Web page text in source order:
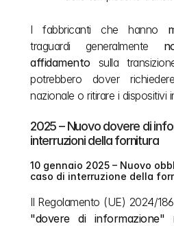
I fabbricanti che hanno
traguardi generalmente
affidamento sulla
potrebbero dover
nazionale o ritirare i dispositivi
2025 – Nuovo dovere di
interruzioni della fornitura
10 gennaio 2025 – Nuovo
caso di interruzione della
"dovere di informazione"